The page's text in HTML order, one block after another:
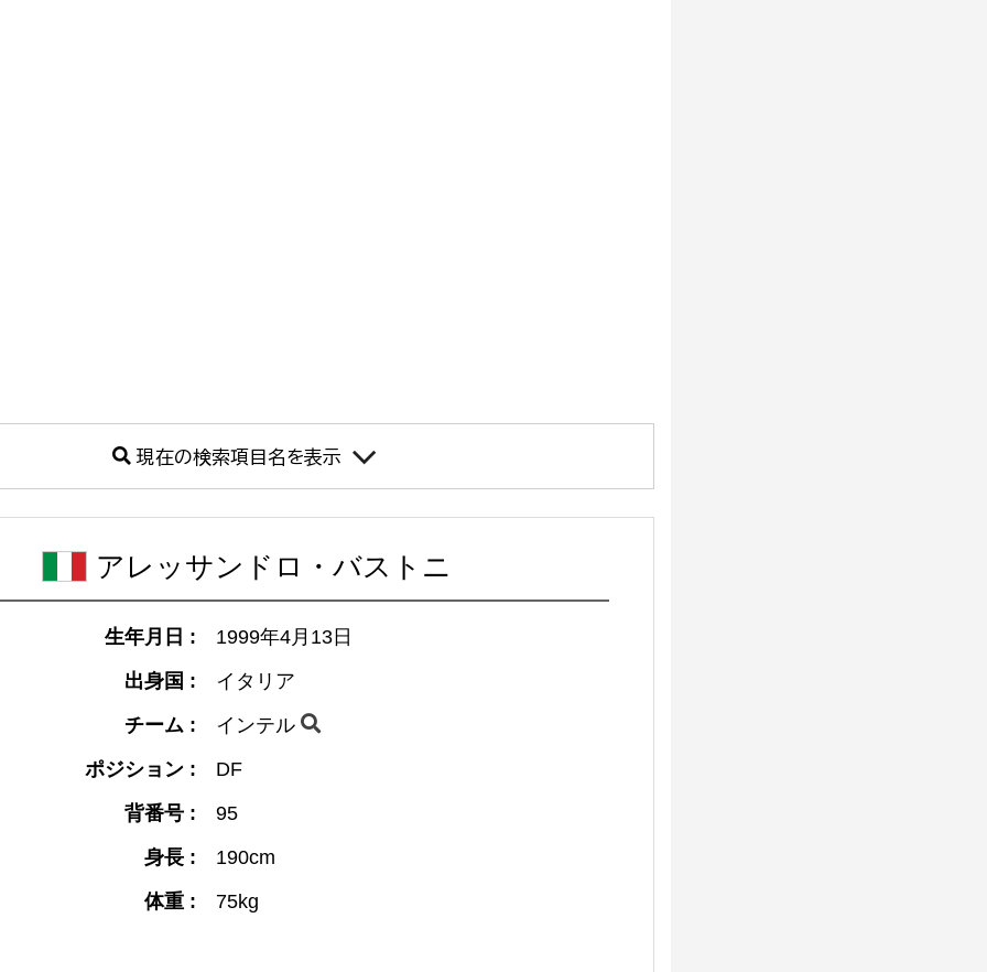
現在の検索項目名を表示
アレッサンドロ・バストニ
生年月日 :
1999年4月13日
出身国 :
イタリア
チーム :
インテル
ポジション :
DF
背番号 :
95
身長 :
190cm
体重 :
75kg